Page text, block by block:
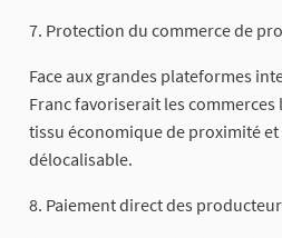
7. Protection du commerce de
Face aux grandes plateformes
Franc favoriserait les
tissu économique de proximité et
délocalisable.
8. Paiement direct des